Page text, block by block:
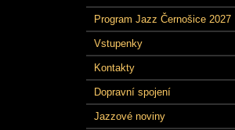
Program Jazz Černošice 2027
Vstupenky
Kontakty
Dopravní spojení
Jazzové noviny